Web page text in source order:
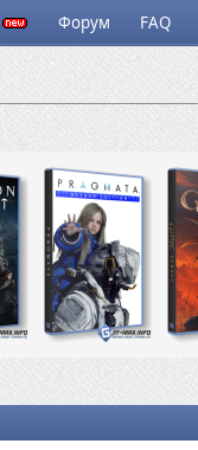
Форум FAQ